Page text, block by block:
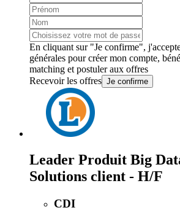
En cliquant sur "Je confirme",
générales pour créer mon compte,
matching et postuler aux offres
Recevoir les offres Je confirme
Leader Produit Big
Solutions client - H/F
CDI